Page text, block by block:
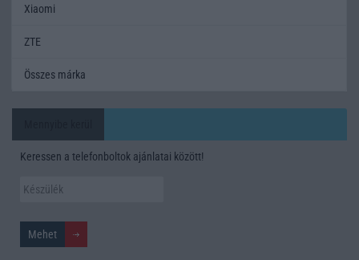
Xiaomi
ZTE
Összes márka
Keressen a telefonboltok ajánlatai között!